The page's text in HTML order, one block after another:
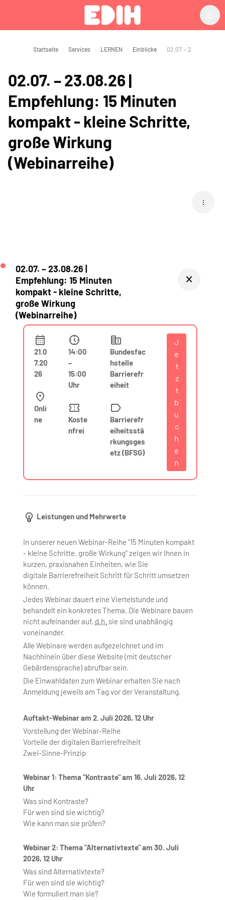
Startseite Services LERNEN Einblicke
02.07. – 23.08.26 |
Empfehlung: 15 Minuten
kompakt - kleine Schritte,
große Wirkung
(Webinarreihe)
02.07. – 23.08.26 |
Empfehlung: 15 Minuten
kompakt - kleine Schritte,
große Wirkung
(Webinarreihe)
21.0
7.20
26
Onli
ne
14:00
–
15:00
Uhr
Koste
nfrei
Bundesfac
hstelle
Barrierefr
eiheit
Barrierefr
eiheitsstä
rkungsges
etz (BFSG)
J
e
t
z
t
b
u
c
h
e
n
Leistungen und Mehrwerte
In unserer neuen Webinar-Reihe "15 Minuten kompakt
- kleine Schritte, große Wirkung" zeigen wir Ihnen in
kurzen, praxisnahen Einheiten, wie Sie
digitale Barrierefreiheit Schritt für Schritt umsetzen
können.
Jedes Webinar dauert eine Viertelstunde und
behandelt ein konkretes Thema. Die Webinare bauen
nicht aufeinander auf, d.h. sie sind unabhängig
voneinander.
Alle Webinare werden aufgezeichnet und im
Nachhinein über diese Website (mit deutscher
Gebärdensprache) abrufbar sein.
Die Einwahldaten zum Webinar erhalten Sie nach
Anmeldung jeweils am Tag vor der Veranstaltung.
Auftakt-Webinar am 2. Juli 2026, 12 Uhr
Vorstellung der Webinar-Reihe
Vorteile der digitalen Barrierefreiheit
Zwei-Sinne-Prinzip
Webinar 1: Thema "Kontraste" am 16. Juli 2026, 12
Uhr
Was sind Kontraste?
Für wen sind sie wichtig?
Wie kann man sie prüfen?
Webinar 2: Thema "Alternativtexte" am 30. Juli
2026, 12 Uhr
Was sind Alternativtexte?
Für wen sind sie wichtig?
Wie formuliert man sie?